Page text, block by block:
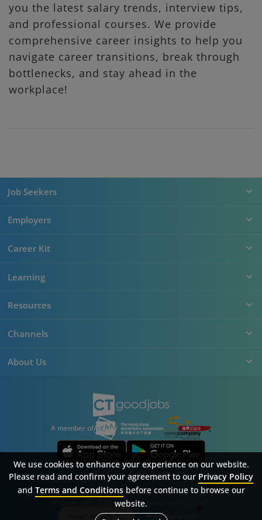
Next Article Explore Job
you the latest salary trends, interview tips,
and professional courses. We provide
comprehensive career insights to help you
navigate career transitions, break through
bottlenecks, and stay ahead in the
workplace!
Job Seekers
Employers
Career Kit
Learning
Resources
Channels
About Us
A member of
© Copyright 2026 Career Times Online Limited.
All rights reserved.
SitemapFAQPrivacy PolicyTerms & Conditions
We use cookies to enhance your experience on our website.
Please read and confirm your agreement to our Privacy Policy
and Terms and Conditionsbefore continue to browse our
website.